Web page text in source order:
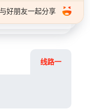
好朋友一起分享
线路一